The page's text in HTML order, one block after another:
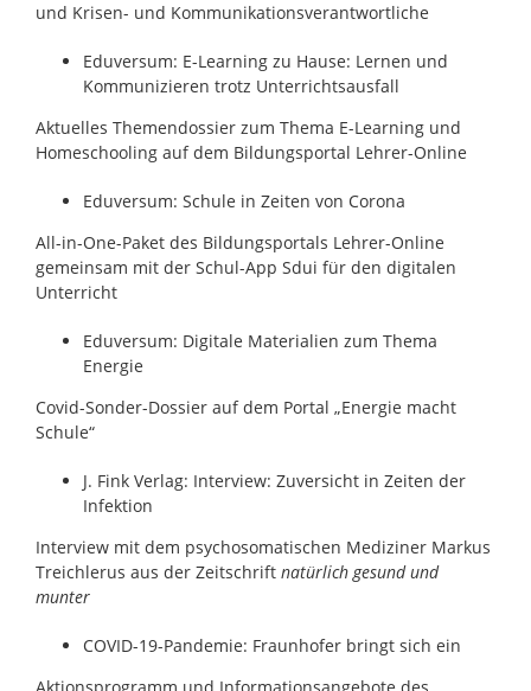
und Krisen- und Kommunikationsverantwortliche
Eduversum: E-Learning zu Hause: Lernen und
Kommunizieren trotz Unterrichtsausfall
Aktuelles Themendossier zum Thema E-Learning und
Homeschooling auf dem Bildungsportal Lehrer-Online
Eduversum: Schule in Zeiten von Corona
All-in-One-Paket des Bildungsportals Lehrer-Online
gemeinsam mit der Schul-App Sdui für den digitalen
Unterricht
Eduversum: Digitale Materialien zum Thema
Energie
Covid-Sonder-Dossier auf dem Portal „Energie macht
Schule“
J. Fink Verlag: Interview: Zuversicht in Zeiten der
Infektion
Interview mit dem psychosomatischen Mediziner Markus
Treichlerus aus der Zeitschrift natürlich gesund und
munter
COVID-19-Pandemie: Fraunhofer bringt sich ein